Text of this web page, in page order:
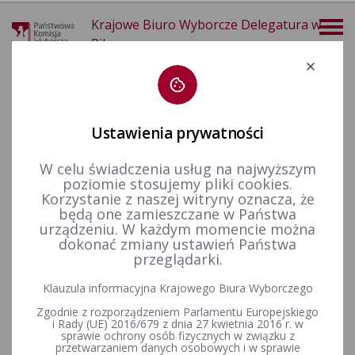
Krajowe Biuro Wyborcze Delegatura w
Pile
Wybory samorządowe i referenda lokalne Wybory i referenda w toku kadencji
Kadencja 2024-2029
Wybory uzupełniające
Wybory uzupełniające do Rady Miasta i Gminy Miasteczko Krajeńskie w okręgu wyborczym nr 4 zarządzone na 5 lipca 2026 r.
Wybory uzupełniające do Rady
Miasta i Gminy Miasteczko
Krajeńskie w okręgu
Ustawienia prywatności
W celu świadczenia usług na najwyższym
poziomie stosujemy pliki cookies.
Korzystanie z naszej witryny oznacza, że
będą one zamieszczane w Państwa
urządzeniu. W każdym momencie można
dokonać zmiany ustawień Państwa
przeglądarki.
Klauzula informacyjna Krajowego Biura Wyborczego
Zgodnie z rozporządzeniem Parlamentu Europejskiego
i Rady (UE) 2016/679 z dnia 27 kwietnia 2016 r. w
sprawie ochrony osób fizycznych w związku z
przetwarzaniem danych osobowych i w sprawie